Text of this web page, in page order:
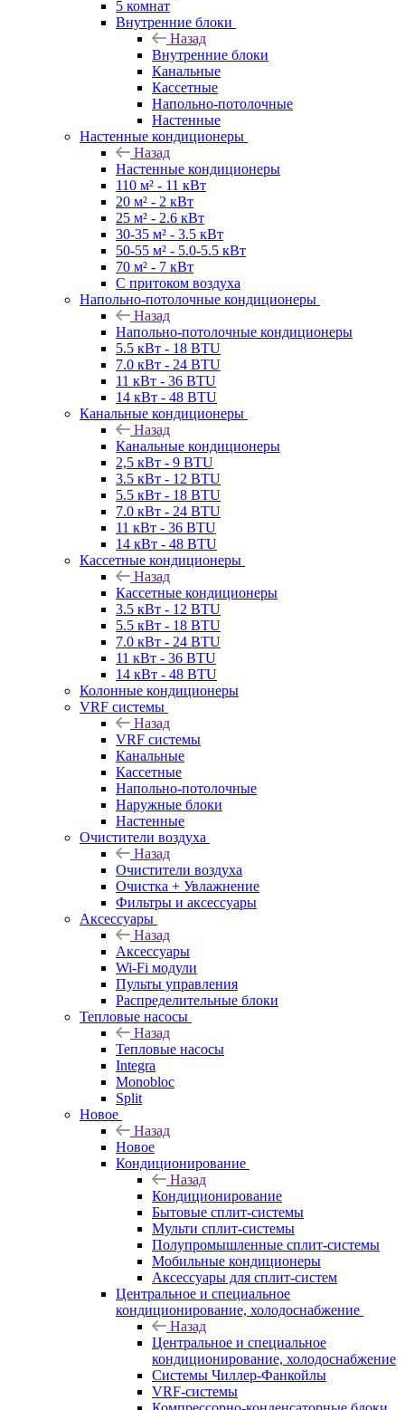
5 комнат
Внутренние блоки
Назад
Внутренние блоки
Канальные
Кассетные
Напольно-потолочные
Настенные
Настенные кондиционеры
Назад
Настенные кондиционеры
110 м² - 11 кВт
20 м² - 2 кВт
25 м² - 2.6 кВт
30-35 м² - 3.5 кВт
50-55 м² - 5.0-5.5 кВт
70 м² - 7 кВт
С притоком воздуха
Напольно-потолочные кондиционеры
Назад
Напольно-потолочные кондиционеры
5.5 кВт - 18 BTU
7.0 кВт - 24 BTU
11 кВт - 36 BTU
14 кВт - 48 BTU
Канальные кондиционеры
Назад
Канальные кондиционеры
2,5 кВт - 9 BTU
3.5 кВт - 12 BTU
5.5 кВт - 18 BTU
7.0 кВт - 24 BTU
11 кВт - 36 BTU
14 кВт - 48 BTU
Кассетные кондиционеры
Назад
Кассетные кондиционеры
3.5 кВт - 12 BTU
5.5 кВт - 18 BTU
7.0 кВт - 24 BTU
11 кВт - 36 BTU
14 кВт - 48 BTU
Колонные кондиционеры
VRF системы
Назад
VRF системы
Канальные
Кассетные
Напольно-потолочные
Наружные блоки
Настенные
Очистители воздуха
Назад
Очистители воздуха
Очистка + Увлажнение
Фильтры и аксессуары
Аксессуары
Назад
Аксессуары
Wi-Fi модули
Пульты управления
Распределительные блоки
Тепловые насосы
Назад
Тепловые насосы
Integra
Monobloc
Split
Новое
Назад
Новое
Кондиционирование
Назад
Кондиционирование
Бытовые сплит-системы
Мульти сплит-системы
Полупромышленные сплит-системы
Мобильные кондиционеры
Аксессуары для сплит-систем
Центральное и специальное
кондиционирование, холодоснабжение
Назад
Центральное и специальное
кондиционирование, холодоснабжение
Системы Чиллер-Фанкойлы
VRF-системы